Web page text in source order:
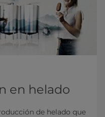
en helado
de helado que